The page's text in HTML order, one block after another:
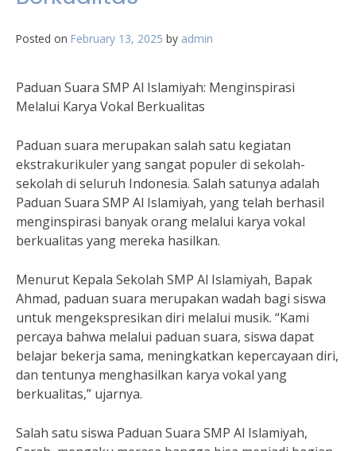
Posted on February 13, 2025 by admin
Paduan Suara SMP Al Islamiyah: Menginspirasi
Melalui Karya Vokal Berkualitas
Paduan suara merupakan salah satu kegiatan
ekstrakurikuler yang sangat populer di sekolah-
sekolah di seluruh Indonesia. Salah satunya adalah
Paduan Suara SMP Al Islamiyah, yang telah berhasil
menginspirasi banyak orang melalui karya vokal
berkualitas yang mereka hasilkan.
Menurut Kepala Sekolah SMP Al Islamiyah, Bapak
Ahmad, paduan suara merupakan wadah bagi siswa
untuk mengekspresikan diri melalui musik. “Kami
percaya bahwa melalui paduan suara, siswa dapat
belajar bekerja sama, meningkatkan kepercayaan diri,
dan tentunya menghasilkan karya vokal yang
berkualitas,” ujarnya.
Salah satu siswa Paduan Suara SMP Al Islamiyah,